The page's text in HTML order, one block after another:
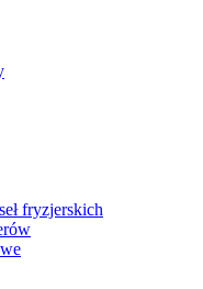
fryzjerskich